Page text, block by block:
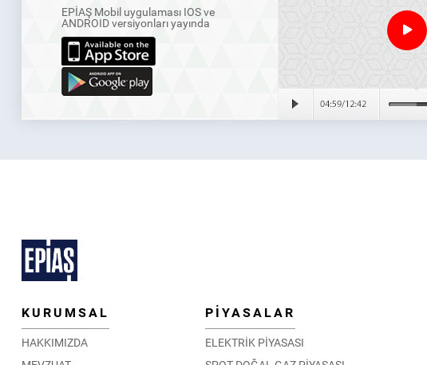
EPİAŞ Mobil uygulaması IOS ve
ANDROID versiyonları yayında
KURUMSAL
HAKKIMIZDA
PİYASALAR
ELEKTRİK PİYASASI